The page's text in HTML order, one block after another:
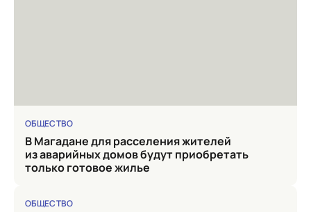
ОБЩЕСТВО
в Магадане для расселения жителей
из аварийных домов будут приобретать
только готовое жилье
ОБЩЕСТВО